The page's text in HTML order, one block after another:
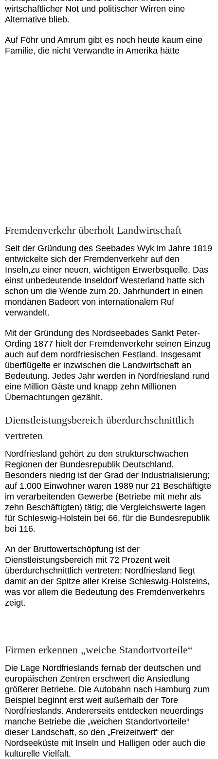
wirtschaftlicher Not und politischer Wirren eine
Alternative blieb.
Auf Föhr und Amrum gibt es noch heute kaum eine
Familie, die nicht Verwandte in Amerika hätte
Fremdenverkehr überholt Landwirtschaft
Seit der Gründung des Seebades Wyk im Jahre 1819
entwickelte sich der Fremdenverkehr auf den
Inseln,zu einer neuen, wichtigen Erwerbsquelle. Das
einst unbedeutende Inseldorf Westerland hatte sich
schon um die Wende zum 20. Jahrhundert in einen
mondänen Badeort von internationalem Ruf
verwandelt.
Mit der Gründung des Nordseebades Sankt Peter-
Ording 1877 hielt der Fremdenverkehr seinen Einzug
auch auf dem nordfriesischen Festland. Insgesamt
überflügelte er inzwischen die Landwirtschaft an
Bedeutung. Jedes Jahr werden in Nordfriesland rund
eine Million Gäste und knapp zehn Millionen
Übernachtungen gezählt.
Dienstleistungsbereich überdurchschnittlich
vertreten
Nordfriesland gehört zu den strukturschwachen
Regionen der Bundesrepublik Deutschland.
Besonders niedrig ist der Grad der Industrialisierung;
auf 1.000 Einwohner waren 1989 nur 21 Beschäftigte
im verarbeitenden Gewerbe (Betriebe mit mehr als
zehn Beschäftigten) tätig; die Vergleichswerte lagen
für Schleswig-Holstein bei 66, für die Bundesrepublik
bei 116.
An der Bruttowertschöpfung ist der
Dienstleistungsbereich mit 72 Prozent weit
überdurchschnittlich vertreten; Nordfriesland liegt
damit an der Spitze aller Kreise Schleswig-Holsteins,
was vor allem die Bedeutung des Fremdenverkehrs
zeigt.
Firmen erkennen „weiche Standortvorteile“
Die Lage Nordfrieslands fernab der deutschen und
europäischen Zentren erschwert die Ansiedlung
größerer Betriebe. Die Autobahn nach Hamburg zum
Beispiel beginnt erst weit außerhalb der Tore
Nordfrieslands. Andererseits entdecken neuerdings
manche Betriebe die „weichen Standortvorteile“
dieser Landschaft, so den „Freizeitwert“ der
Nordseeküste mit Inseln und Halligen oder auch die
kulturelle Vielfalt.